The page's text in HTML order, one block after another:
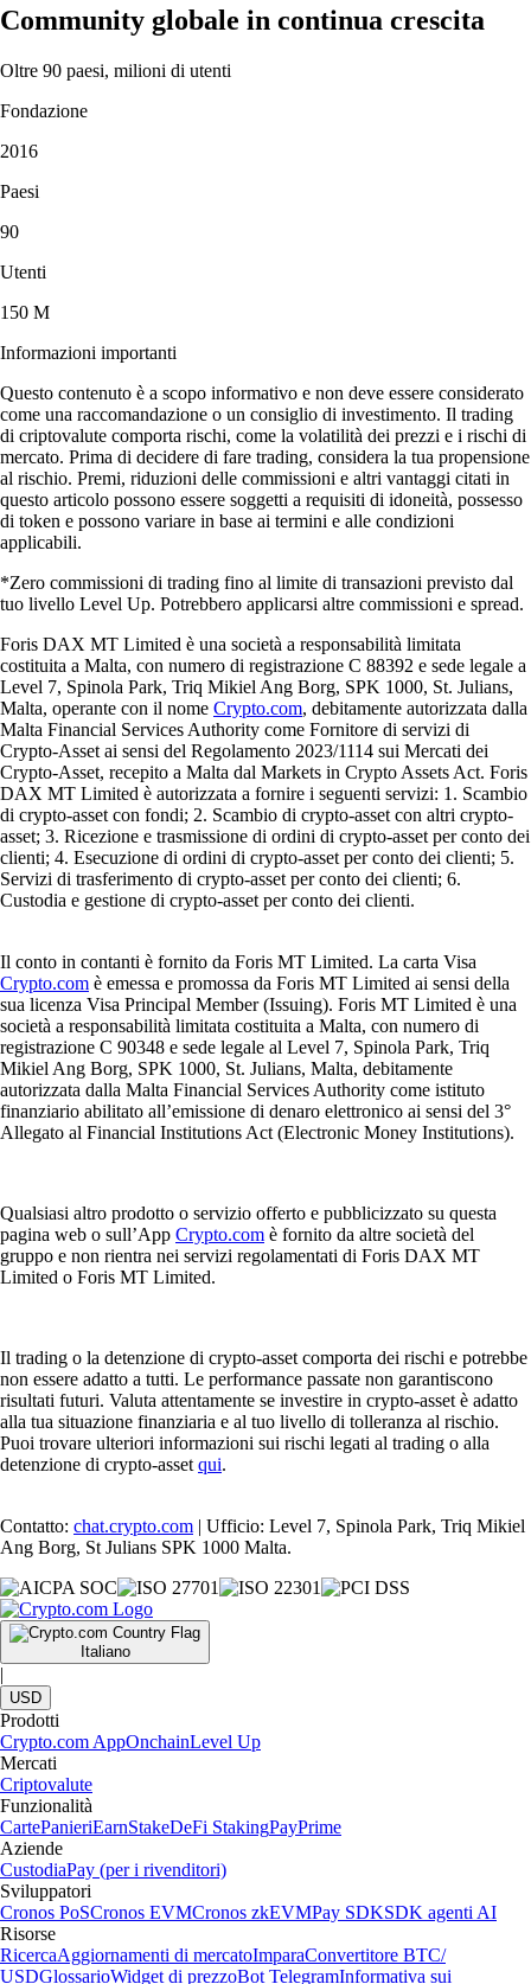
Community globale in continua crescita
Oltre 90 paesi, milioni di utenti
Fondazione
2016
Paesi
90
Utenti
150 M
Informazioni importanti
Questo contenuto è a scopo informativo e non deve essere considerato
come una raccomandazione o un consiglio di investimento. Il trading
di criptovalute comporta rischi, come la volatilità dei prezzi e i rischi di
mercato. Prima di decidere di fare trading, considera la tua propensione
al rischio. Premi, riduzioni delle commissioni e altri vantaggi citati in
questo articolo possono essere soggetti a requisiti di idoneità, possesso
di token e possono variare in base ai termini e alle condizioni
applicabili.
*Zero commissioni di trading fino al limite di transazioni previsto dal
tuo livello Level Up. Potrebbero applicarsi altre commissioni e spread.
Foris DAX MT Limited è una società a responsabilità limitata
costituita a Malta, con numero di registrazione C 88392 e sede legale a
Level 7, Spinola Park, Triq Mikiel Ang Borg, SPK 1000, St. Julians,
Malta, operante con il nome Crypto.com, debitamente autorizzata dalla
Malta Financial Services Authority come Fornitore di servizi di
Crypto-Asset ai sensi del Regolamento 2023/1114 sui Mercati dei
Crypto-Asset, recepito a Malta dal Markets in Crypto Assets Act. Foris
DAX MT Limited è autorizzata a fornire i seguenti servizi: 1. Scambio
di crypto-asset con fondi; 2. Scambio di crypto-asset con altri crypto-
asset; 3. Ricezione e trasmissione di ordini di crypto-asset per conto dei
clienti; 4. Esecuzione di ordini di crypto-asset per conto dei clienti; 5.
Servizi di trasferimento di crypto-asset per conto dei clienti; 6.
Custodia e gestione di crypto-asset per conto dei clienti.
Il conto in contanti è fornito da Foris MT Limited. La carta Visa
Crypto.com è emessa e promossa da Foris MT Limited ai sensi della
sua licenza Visa Principal Member (Issuing). Foris MT Limited è una
società a responsabilità limitata costituita a Malta, con numero di
registrazione C 90348 e sede legale al Level 7, Spinola Park, Triq
Mikiel Ang Borg, SPK 1000, St. Julians, Malta, debitamente
autorizzata dalla Malta Financial Services Authority come istituto
finanziario abilitato all’emissione di denaro elettronico ai sensi del 3°
Allegato al Financial Institutions Act (Electronic Money Institutions).
Qualsiasi altro prodotto o servizio offerto e pubblicizzato su questa
pagina web o sull’App Crypto.com è fornito da altre società del
gruppo e non rientra nei servizi regolamentati di Foris DAX MT
Limited o Foris MT Limited.
Il trading o la detenzione di crypto-asset comporta dei rischi e potrebbe
non essere adatto a tutti. Le performance passate non garantiscono
risultati futuri. Valuta attentamente se investire in crypto-asset è adatto
alla tua situazione finanziaria e al tuo livello di tolleranza al rischio.
Puoi trovare ulteriori informazioni sui rischi legati al trading o alla
detenzione di crypto-asset qui.
Contatto: chat.crypto.com | Ufficio: Level 7, Spinola Park, Triq Mikiel
Ang Borg, St Julians SPK 1000 Malta.
Italiano
|
USD
Prodotti
Crypto.com AppOnchainLevel Up
Mercati
Criptovalute
Funzionalità
CartePanieriEarnStakeDeFi StakingPayPrime
Aziende
CustodiaPay (per i rivenditori)
Sviluppatori
Cronos PoSCronos EVMCronos zkEVMPay SDKSDK agenti AI
Risorse
RicercaAggiornamenti di mercatoImparaConvertitore BTC/
USDGlossarioWidget di prezzoBot TelegramInformativa sui